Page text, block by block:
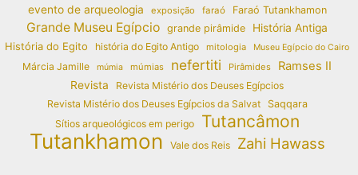
evento de arqueologia exposição faraó Faraó Tutankhamon
Grande Museu Egípcio grande pirâmide
História Antiga
História do Egito
história do Egito Antigo mitologia Museu Egípcio do Cairo
Márcia Jamille múmia múmias nefertiti Pirâmides Ramses II
Revista
Revista Mistério dos Deuses Egípcios
Revista Mistério dos Deuses Egípcios da Salvat
Saqqara
Sítios arqueológicos em perigo
Tutancâmon
Tutankhamon Vale dos Reis Zahi Hawass